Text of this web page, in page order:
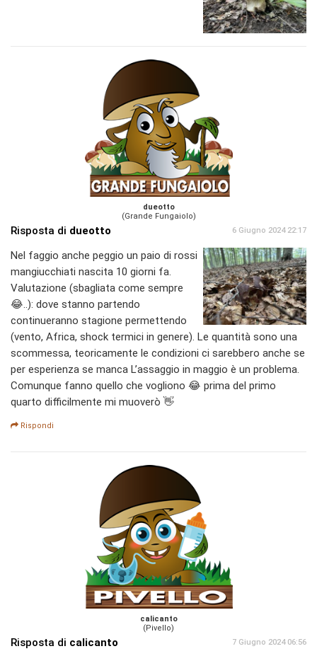
dueotto
(Grande Fungaiolo)
Risposta di dueotto 6 Giugno 2024 22:17
Nel faggio anche peggio un paio di rossi
mangiucchiati nascita 10 giorni fa.
Valutazione (sbagliata come sempre
😂..): dove stanno partendo
continueranno stagione permettendo
(vento, Africa, shock termici in genere). Le quantità sono una
scommessa, teoricamente le condizioni ci sarebbero anche se
per esperienza se manca L’assaggio in maggio è un problema.
Comunque fanno quello che vogliono 😂 prima del primo
quarto difficilmente mi muoverò 👋
Rispondi
calicanto
(Pivello)
Risposta di calicanto 7 Giugno 2024 06:56